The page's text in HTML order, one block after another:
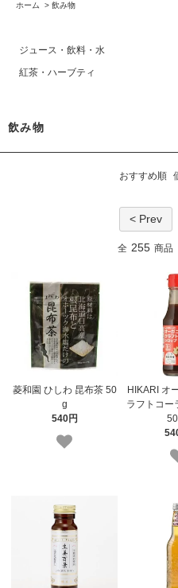
ホーム > 飲み物
ジュース・飲料・水
紅茶・ハーブティ
飲み物
おすすめ順
< Prev
全 255 商品
菱和園 ひしわ 昆布茶 50
g
540円
HIKARI オ
ラフトコー